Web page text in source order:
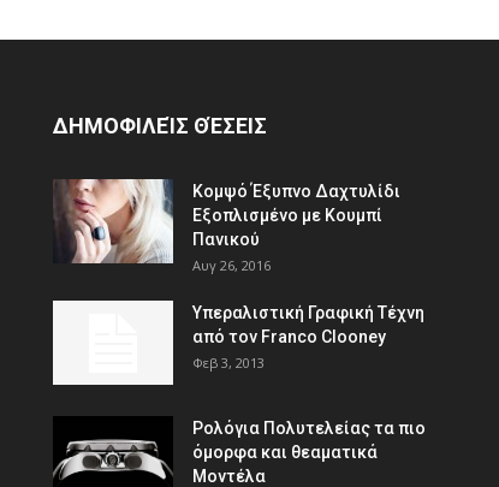
ΔΗΜΟΦΙΛΕΊΣ ΘΈΣΕΙΣ
Κομψό Έξυπνο Δαχτυλίδι
Εξοπλισμένο με Κουμπί
Πανικού
Αυγ 26, 2016
Υπεραλιστική Γραφική Τέχνη
από τον Franco Clooney
Φεβ 3, 2013
Ρολόγια Πολυτελείας τα πιο
όμορφα και θεαματικά
Μοντέλα